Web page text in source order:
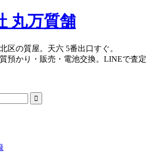
区の質屋。天六 5番出口すぐ。
預かり・販売・電池交換。LINEで査定